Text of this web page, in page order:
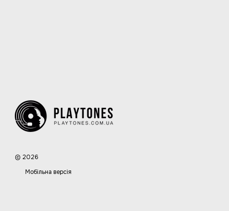
© 2026
Мобільна версія